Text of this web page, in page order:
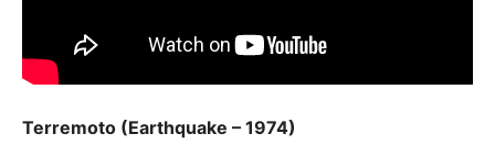
Terremoto (Earthquake – 1974)